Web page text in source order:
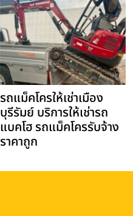
รถแม็คโครให้เช่าเมือง
บุรีรัมย์ บริการให้เช่ารถ
แบคโฮ รถแม็คโครรับจ้าง
ราคาถูก